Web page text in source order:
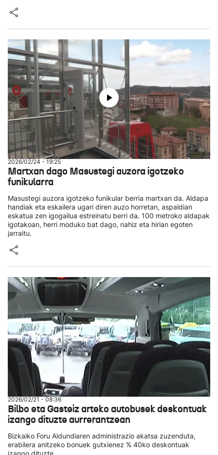
2026/02/24 - 19:25
Martxan dago Masustegi auzora igotzeko
funikularra
Masustegi auzora igotzeko funikular berria martxan da. Aldapa
handiak eta eskailera ugari diren auzo horretan, aspaldian
eskatua zen igogailua estreinatu berri da. 100 metroko aldapak
igotakoan, herri moduko bat dago, nahiz eta hirian egoten
jarraitu.
2026/02/21 - 08:36
Bilbo eta Gasteiz arteko autobusek deskontuak
izango dituzte aurrerantzean
Bizkaiko Foru Aldundiaren administrazio akatsa zuzenduta,
erabilera anitzeko bonuek gutxienez % 40ko deskontuak
izango dituzte.